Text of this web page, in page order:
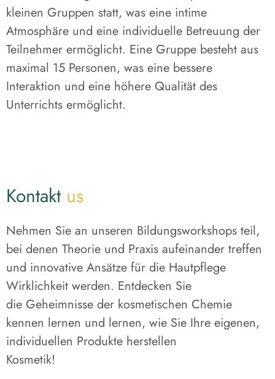
kleinen Gruppen statt, was eine intime
Atmosphäre und eine individuelle Betreuung der
Teilnehmer ermöglicht. Eine Gruppe besteht aus
maximal 15 Personen, was eine bessere
Interaktion und eine höhere Qualität des
Unterrichts ermöglicht.
Kontakt us
Nehmen Sie an unseren Bildungsworkshops teil,
bei denen Theorie und Praxis aufeinander treffen
und innovative Ansätze für die Hautpflege
Wirklichkeit werden. Entdecken Sie
die Geheimnisse der kosmetischen Chemie
kennen lernen und lernen, wie Sie Ihre eigenen,
individuellen Produkte herstellen
Kosmetik!